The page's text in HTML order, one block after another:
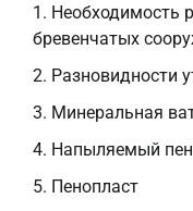
Необходимость
бревенчатых
Разновидности
Минеральная
Напыляемый
Пенопласт